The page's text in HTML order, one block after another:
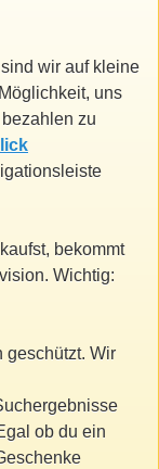
wir auf kleine
uns
zu
bekommt
Wichtig:
geschützt. Wir
ob du ein